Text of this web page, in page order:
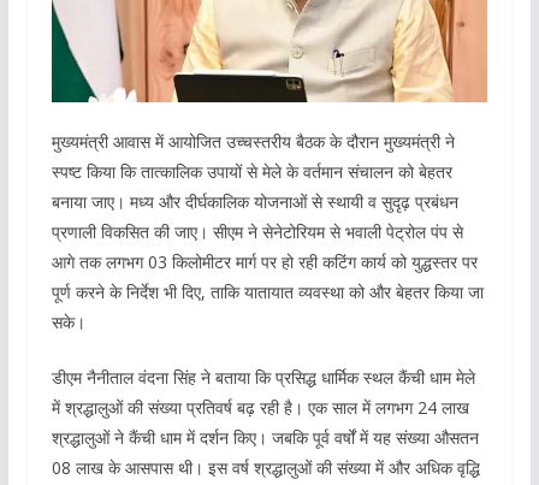
मुख्यमंत्री आवास में आयोजित उच्चस्तरीय बैठक के दौरान मुख्यमंत्री ने
स्पष्ट किया कि तात्कालिक उपायों से मेले के वर्तमान संचालन को बेहतर
बनाया जाए। मध्य और दीर्घकालिक योजनाओं से स्थायी व सुदृढ़ प्रबंधन
प्रणाली विकसित की जाए। सीएम ने सेनेटोरियम से भवाली पेट्रोल पंप से
आगे तक लगभग 03 किलोमीटर मार्ग पर हो रही कटिंग कार्य को युद्धस्तर पर
पूर्ण करने के निर्देश भी दिए, ताकि यातायात व्यवस्था को और बेहतर किया जा
सके।
डीएम नैनीताल वंदना सिंह ने बताया कि प्रसिद्ध धार्मिक स्थल कैंची धाम मेले
में श्रद्धालुओं की संख्या प्रतिवर्ष बढ़ रही है। एक साल में लगभग 24 लाख
श्रद्धालुओं ने कैंची धाम में दर्शन किए। जबकि पूर्व वर्षों में यह संख्या औसतन
08 लाख के आसपास थी। इस वर्ष श्रद्धालुओं की संख्या में और अधिक वृद्धि